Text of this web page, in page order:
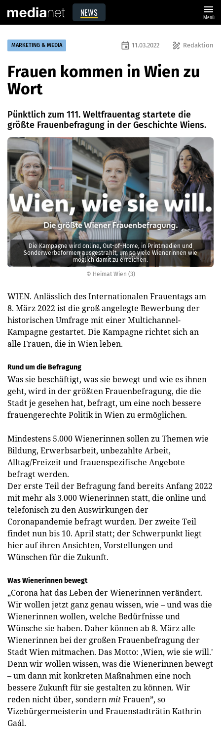
NEWS menu
Menü
© Heimat Wien (3)
Die Kampagne wird online, Out-of-Home, in Printmedien und
Sonderwerbeformen ausgestrahlt, um so viele Wienerinnen wie
möglich damit zu erreichen.
MARKETING & MEDIA draw Redaktion
event 11.03.2022
Frauen kommen in Wien zu
Wort
Pünktlich zum 111. Weltfrauentag startete die
größte Frauenbefragung in der Geschichte Wiens.
WIEN. Anlässlich des Internationalen Frauentags am
8. März 2022 ist die groß angelegte Bewerbung der
historischen Umfrage mit einer Multichannel-
Kampagne gestartet. Die Kampagne richtet sich an
alle Frauen, die in Wien leben.
Rund um die Befragung
Was sie beschäftigt, was sie bewegt und wie es ihnen
geht, wird in der größten Frauenbefragung, die die
Stadt je gesehen hat, befragt, um eine noch bessere
frauengerechte Politik in Wien zu ermöglichen.
Mindestens 5.000 Wienerinnen sollen zu Themen wie
Bildung, Erwerbsarbeit, unbezahlte Arbeit,
Alltag/Freizeit und frauenspezifische Angebote
befragt werden.
Der erste Teil der Befragung fand bereits Anfang 2022
mit mehr als 3.000 Wienerinnen statt, die online und
telefonisch zu den Auswirkungen der
Coronapandemie befragt wurden. Der zweite Teil
findet nun bis 10. April statt; der Schwerpunkt liegt
hier auf ihren Ansichten, Vorstellungen und
Wünschen für die Zukunft.
Was Wienerinnen bewegt
„Corona hat das Leben der ­Wienerinnen verändert.
Wir wollen jetzt ganz genau wissen, wie – und was die
Wienerinnen wollen, welche Bedürfnisse und
Wünsche sie haben. Daher können ab 8. März alle
Wienerinnen bei der großen Frauenbefragung der
Stadt Wien mitmachen. Das Motto: ,Wien, wie sie will.'
Denn wir wollen wissen, was die ­Wienerinnen bewegt
– um dann mit konkreten Maßnahmen eine noch
bessere Zukunft für sie gestalten zu können. Wir
reden nicht über, sondernmitFrauen”, so
Vizebürgermeisterin und Frauenstadträtin Kathrin
Gaál.